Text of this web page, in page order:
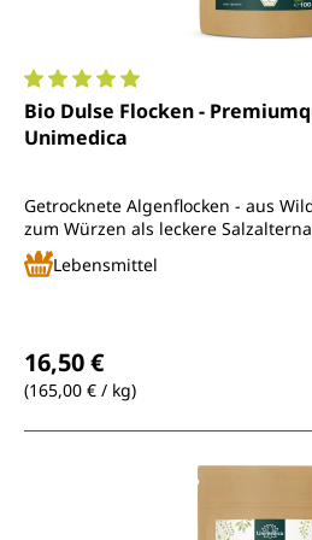
Durchschnittliche Bewertung
Bio Dulse Flocken -
Unimedica
Getrocknete Algenflocken - aus
zum Würzen als leckere
Lebensmittel
16,50 €
(165,00 € / kg)